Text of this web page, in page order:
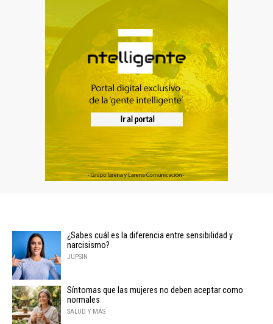
¿Sabes cuál es la diferencia entre sensibilidad y
narcisismo?
JUPSIN
Síntomas que las mujeres no deben aceptar como
normales
SALUD Y MÁS